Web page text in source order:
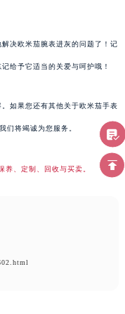
决欧米茄腕表进灰的问题了！记
给予它适当的关爱与呵护哦！
如果您还有其他关于欧米茄手表
们将竭诚为您服务。